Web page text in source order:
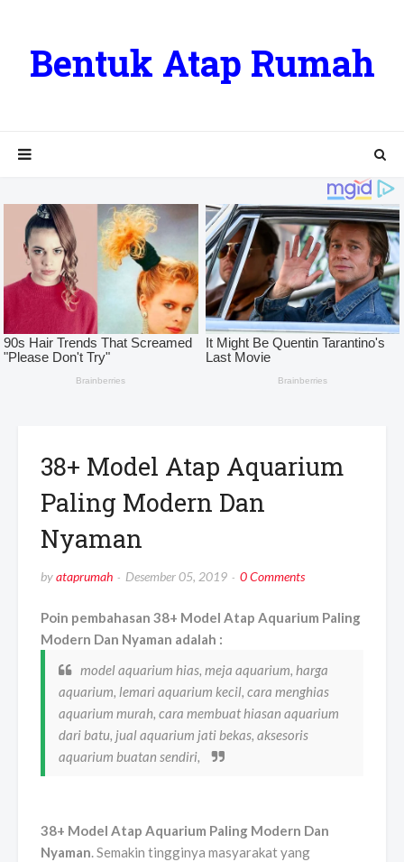
Bentuk Atap Rumah
38+ Model Atap Aquarium
Paling Modern Dan
Nyaman
byataprumah Desember 05, 2019 0 Comments
Poin pembahasan 38+ Model Atap Aquarium Paling
Modern Dan Nyaman adalah :
model aquarium hias, meja aquarium, harga
aquarium, lemari aquarium kecil, cara menghias
aquarium murah, cara membuat hiasan aquarium
dari batu, jual aquarium jati bekas, aksesoris
aquarium buatan sendiri,
38+ Model Atap Aquarium Paling Modern Dan
Nyaman. Semakin tingginya masyarakat yang